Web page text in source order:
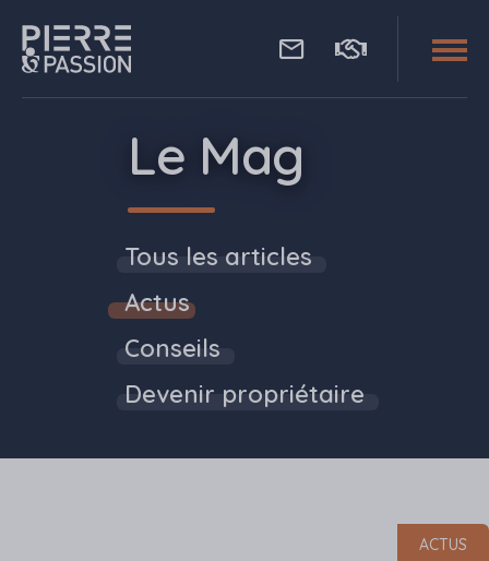
Le Mag
Tous les articles
Actus
Conseils
Devenir propriétaire
ACTUS